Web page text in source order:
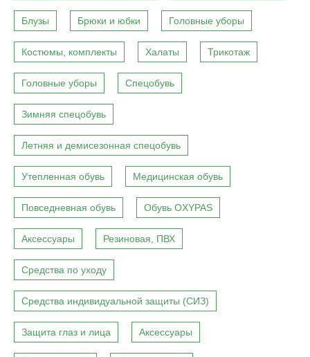
Блузы Брюки и юбки Головные уборы
Костюмы, комплекты Халаты Трикотаж
Головные уборы Спецобувь
Зимняя спецобувь
Летняя и демисезонная спецобувь
Утепленная обувь Медицинская обувь
Повседневная обувь Обувь OXYPAS
Аксессуары Резиновая, ПВХ
Средства по уходу
Средства индивидуальной защиты (СИЗ)
Защита глаз и лица Аксессуары